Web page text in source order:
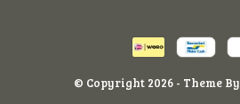
© Copyright 2026 - Theme By